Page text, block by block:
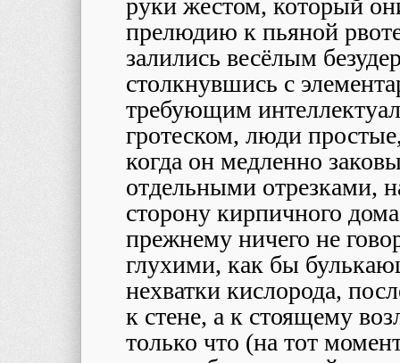
руки жестом, который
прелюдию к пьяной
залились весёлым
столкнувшись с
требующим
гротеском, люди
когда он медленно
отдельными отрезками,
сторону кирпичного
прежнему ничего не
глухими, как бы
нехватки кислорода,
к стене, а к стоящему
только что (на тот